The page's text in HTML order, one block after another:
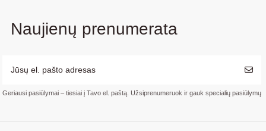
Naujienų prenumerata
Geriausi pasiūlymai – tiesiai į Tavo el. paštą. Užsiprenumeruok ir gauk specialių pasiūlymų